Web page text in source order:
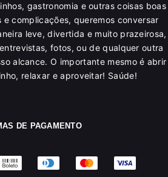
gastronomia e outras coisas boas
complicações, queremos conversar
leve, divertida e muito prazeirosa,
fotos, ou de qualquer outra
alcance. O importante mesmo é abrir
relaxar e aproveitar! Saúde!
DE PAGAMENTO